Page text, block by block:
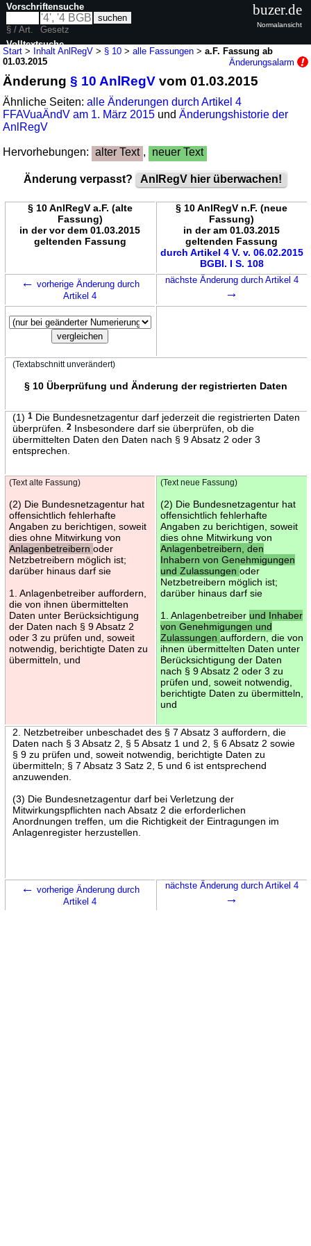
Start > Inhalt AnlRegV > § 10 >alle Fassungen >a.F. Fassung ab
01.03.2015
Änderungsalarm
Änderung§ 10 AnlRegV vom 01.03.2015
Ähnliche Seiten:alle Änderungen durch Artikel 4
FFAVuaÄndV am 1. März 2015 undÄnderungshistorie der
AnlRegV
Hervorhebungen: alter Text , neuer Text
Änderung verpasst? AnlRegV hier überwachen!
§ 10 AnlRegV a.F. (alte
Fassung)
in der vor dem 01.03.2015
geltenden Fassung
§ 10 AnlRegV n.F. (neue
Fassung)
in der am 01.03.2015
geltenden Fassung
durch Artikel 4 V. v. 06.02.2015
BGBl. I S. 108
← vorherige Änderung durch
Artikel 4
nächste Änderung durch Artikel 4
→
(Textabschnitt unverändert)
§ 10 Überprüfung und Änderung der registrierten Daten
(1) 1Die Bundesnetzagentur darf jederzeit die registrierten Daten
überprüfen.
2Insbesondere darf sie überprüfen, ob die
übermittelten Daten den Daten nach § 9 Absatz 2 oder 3
entsprechen.
(Text alte Fassung)
(2) Die Bundesnetzagentur hat
offensichtlich fehlerhafte
Angaben zu berichtigen, soweit
dies ohne Mitwirkung von
Anlagenbetreibern oder
Netzbetreibern möglich ist;
darüber hinaus darf sie
1. Anlagenbetreiber auffordern,
die von ihnen übermittelten
Daten unter Berücksichtigung
der Daten nach § 9 Absatz 2
oder 3 zu prüfen und, soweit
notwendig, berichtigte Daten zu
übermitteln, und
(Text neue Fassung)
(2) Die Bundesnetzagentur hat
offensichtlich fehlerhafte
Angaben zu berichtigen, soweit
dies ohne Mitwirkung von
Anlagenbetreibern, den
Inhabern von Genehmigungen
und Zulassungen oder
Netzbetreibern möglich ist;
darüber hinaus darf sie
1. Anlagenbetreiber und Inhaber
von Genehmigungen und
Zulassungen auffordern, die von
ihnen übermittelten Daten unter
Berücksichtigung der Daten
nach § 9 Absatz 2 oder 3 zu
prüfen und, soweit notwendig,
berichtigte Daten zu übermitteln,
und
2. Netzbetreiber unbeschadet des § 7 Absatz 3 auffordern, die
Daten nach § 3 Absatz 2, § 5 Absatz 1 und 2, § 6 Absatz 2 sowie
§ 9 zu prüfen und, soweit notwendig, berichtigte Daten zu
übermitteln; § 7 Absatz 3 Satz 2, 5 und 6 ist entsprechend
anzuwenden.
(3) Die Bundesnetzagentur darf bei Verletzung der
Mitwirkungspflichten nach Absatz 2 die erforderlichen
Anordnungen treffen, um die Richtigkeit der Eintragungen im
Anlagenregister herzustellen.
← vorherige Änderung durch
Artikel 4
nächste Änderung durch Artikel 4
→
Vorschriftensuche
§ / Art.
Gesetz
Volltextsuche
buzer.de
Normalansicht